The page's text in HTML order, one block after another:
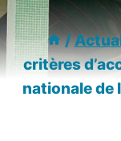
/
critères
nationale de